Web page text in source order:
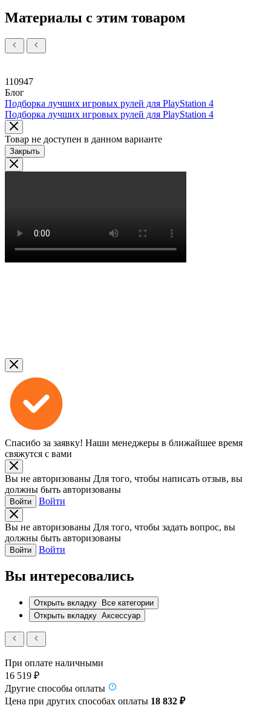
Материалы с этим товаром
110947
Блог
Подборка лучших игровых рулей для PlayStation 4
Подборка лучших игровых рулей для PlayStation 4
Товар не доступен в данном варианте
Закрыть
Спасибо за заявку! Наши менеджеры в ближайшее время
свяжутся с вами
Вы не авторизованы Для того, чтобы написать отзыв, вы
должны быть авторизованы
Войти Войти
Вы не авторизованы Для того, чтобы задать вопрос, вы
должны быть авторизованы
Войти Войти
Вы интересовались
Открыть вкладку
Все категории
Открыть вкладку Аксессуар
При оплате наличными
16 519 ₽
Другие способы оплаты
Цена при других способах оплаты 18 832 ₽